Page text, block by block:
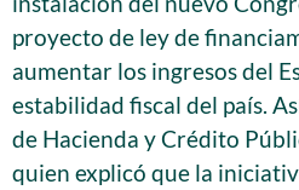
proyecto de ley de
aumentar los ingresos del
estabilidad fiscal del país.
de Hacienda y Crédito
quien explicó que la